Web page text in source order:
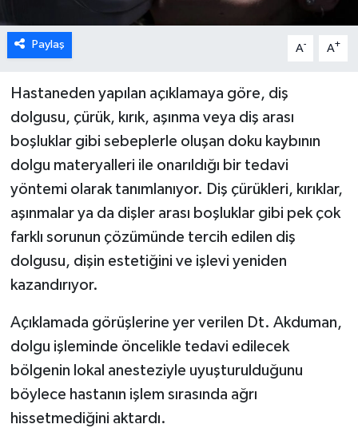
Paylaş A- A+
Hastaneden yapılan açıklamaya göre, diş
dolgusu, çürük, kırık, aşınma veya diş arası
boşluklar gibi sebeplerle oluşan doku kaybının
dolgu materyalleri ile onarıldığı bir tedavi
yöntemi olarak tanımlanıyor. Diş çürükleri, kırıklar,
aşınmalar ya da dişler arası boşluklar gibi pek çok
farklı sorunun çözümünde tercih edilen diş
dolgusu, dişin estetiğini ve işlevi yeniden
kazandırıyor.
Açıklamada görüşlerine yer verilen Dt. Akduman,
dolgu işleminde öncelikle tedavi edilecek
bölgenin lokal anesteziyle uyuşturulduğunu
böylece hastanın işlem sırasında ağrı
hissetmediğini aktardı.